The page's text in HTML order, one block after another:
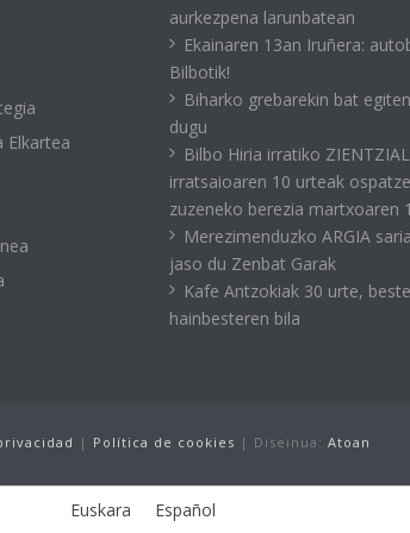
Elkartea
aurkezpena larunbatean
Ekainaren 13an Iruñera:
Bilbotik!
Biharko grebarekin bat egiten
dugu
Bilbo Hiria irratiko
irratsaioaren 10 urteak
zuzeneko berezia martxoaren
Merezimenduzko ARGIA saria
jaso du Zenbat Garak
Kafe Antzokiak 30 urte, beste
hainbesteren bila
| Política de cookies | Diseinua: Atoan
Euskara Español